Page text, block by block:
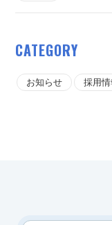
CATEGORY
お知らせ 採用情